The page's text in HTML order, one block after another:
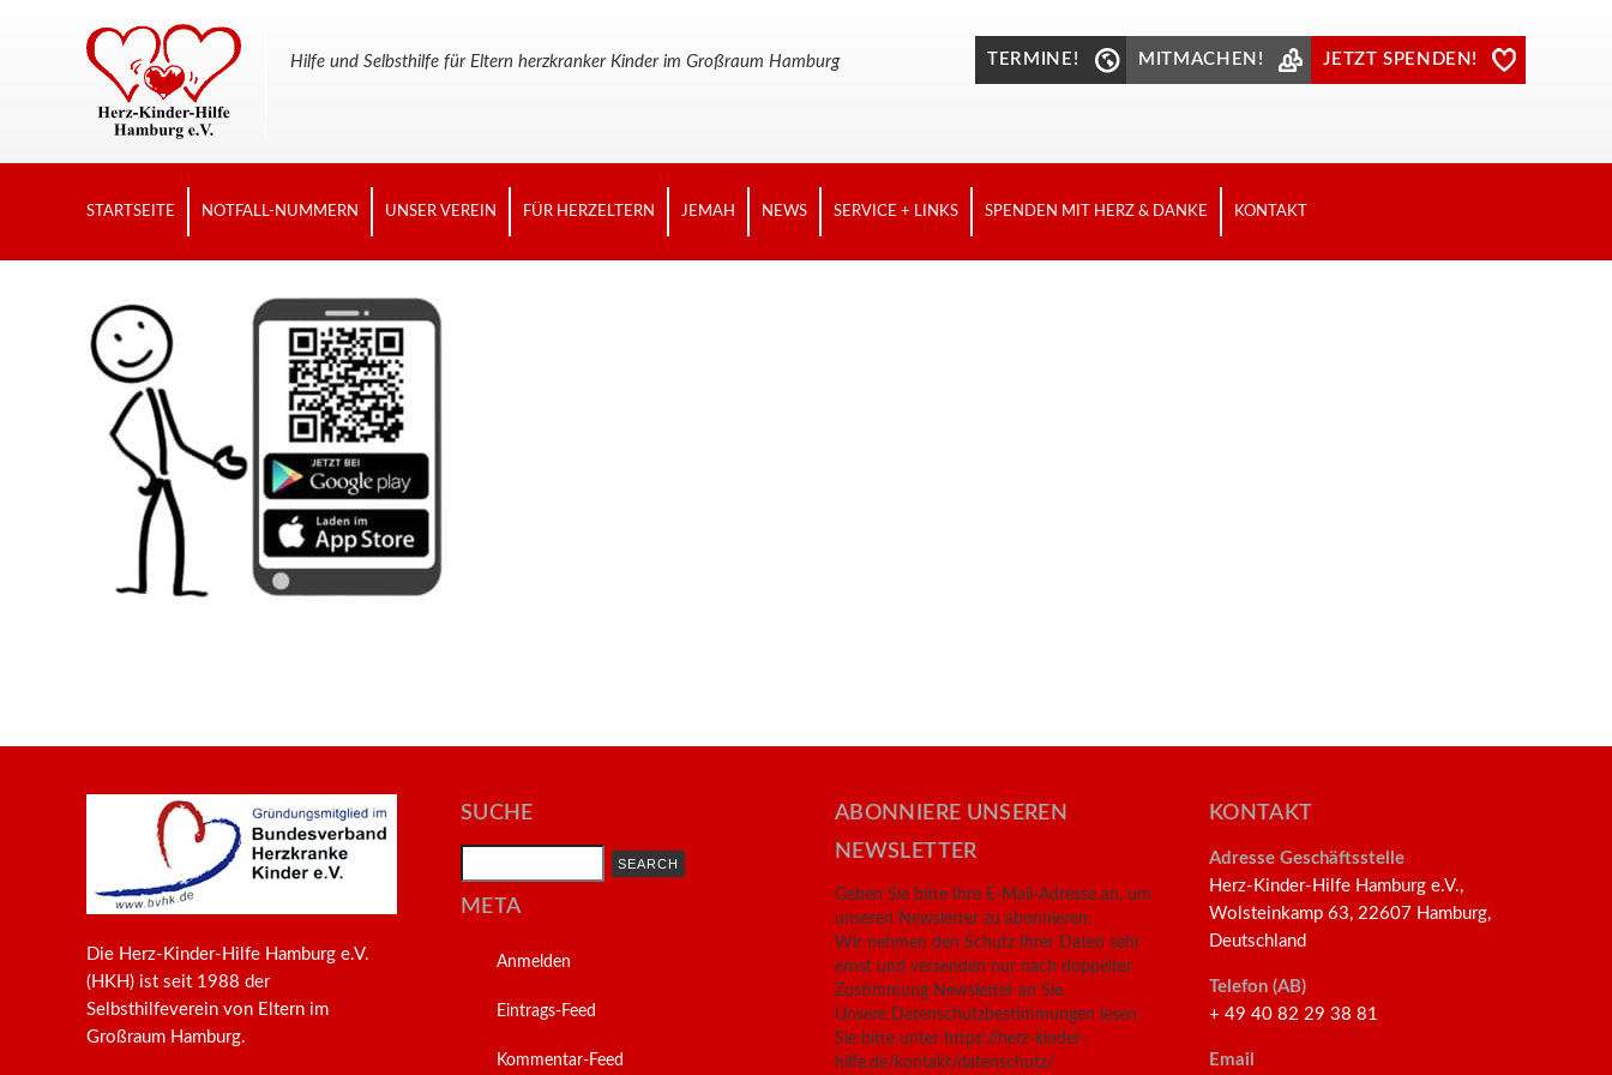
Hilfe und Selbsthilfe für Eltern herzkranker Kinder im Großraum Hamburg TERMINE! MITMACHEN! JETZT SPENDEN!
STARTSEITE NOTFALL-NUMMERN UNSER VEREIN FÜR HERZELTERN JEMAH NEWS SERVICE + LINKS SPENDEN MIT HERZ & DANKE KONTAKT
Die Herz-Kinder-Hilfe Hamburg e.V.
(HKH) ist seit 1988 der
Selbsthilfeverein von Eltern im
Großraum Hamburg.
SUCHE
META
Anmelden
Eintrags-Feed
Kommentar-Feed
ABONNIERE UNSEREN
NEWSLETTER
Geben Sie bitte Ihre E-Mail-Adresse an, um
unseren Newsletter zu abonnieren.
Wir nehmen den Schutz Ihrer Daten sehr
ernst und versenden nur nach doppelter
Zustimmung Newsletter an Sie.
Unsere Datenschutzbestimmungen lesen
Sie bitte unter https://herz-kinder-
hilfe.de/kontakt/datenschutz/
KONTAKT
Adresse Geschäftsstelle
Herz-Kinder-Hilfe Hamburg e.V.,
Wolsteinkamp 63, 22607 Hamburg,
Deutschland
Telefon (AB)
+ 49 40 82 29 38 81
Email